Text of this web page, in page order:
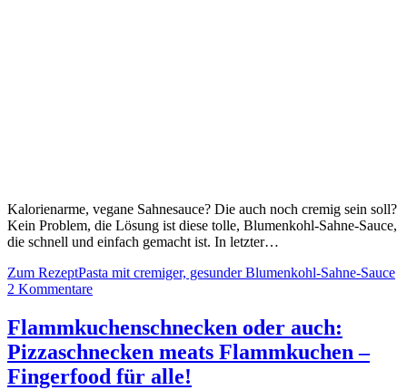
Kalorienarme, vegane Sahnesauce? Die auch noch cremig sein soll?
Kein Problem, die Lösung ist diese tolle, Blumenkohl-Sahne-Sauce,
die schnell und einfach gemacht ist. In letzter…
Zum RezeptPasta mit cremiger, gesunder Blumenkohl-Sahne-Sauce
2 Kommentare
Flammkuchenschnecken oder auch:
Pizzaschnecken meats Flammkuchen –
Fingerfood für alle!